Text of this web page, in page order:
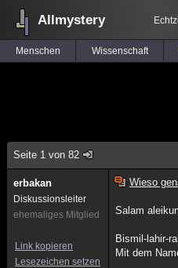
Allmystery
Menschen Wissenschaft
Seite 1 von 82
erbakan
Diskussionsleiter
ehemaliges Mitglied
Link kopieren
Lesezeichen setzen
Wieso
Salam
Bismil-lahir-
Mit dem